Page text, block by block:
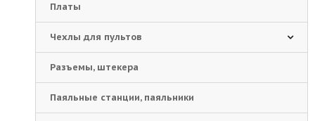
Платы
Чехлы для пультов
Разъемы, штекера
Паяльные станции, паяльники